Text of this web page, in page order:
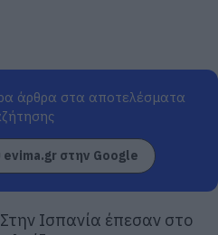
άρθρα στα αποτελέσματα
στην Google
Ισπανία έπεσαν στο